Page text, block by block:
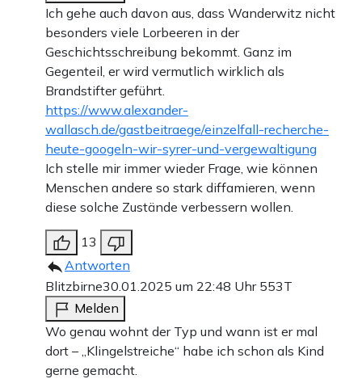
Ich gehe auch davon aus, dass Wanderwitz nicht
besonders viele Lorbeeren in der
Geschichtsschreibung bekommt. Ganz im
Gegenteil, er wird vermutlich wirklich als
Brandstifter geführt.
https://www.alexander-
wallasch.de/gastbeitraege/einzelfall-recherche-
heute-googeln-wir-syrer-und-vergewaltigung
Ich stelle mir immer wieder Frage, wie können
Menschen andere so stark diffamieren, wenn
diese solche Zustände verbessern wollen.
13
Antworten
Blitzbirne30.01.2025 um 22:48 Uhr 553T
Melden
Wo genau wohnt der Typ und wann ist er mal
dort – „Klingelstreiche“ habe ich schon als Kind
gerne gemacht.